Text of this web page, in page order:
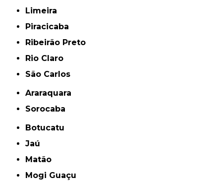
Limeira
Piracicaba
Ribeirão Preto
Rio Claro
São Carlos
Araraquara
Sorocaba
Botucatu
Jaú
Matão
Mogi Guaçu